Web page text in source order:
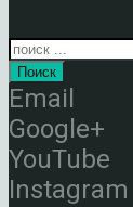
Поиск
Email
Google+
YouTube
Instagram